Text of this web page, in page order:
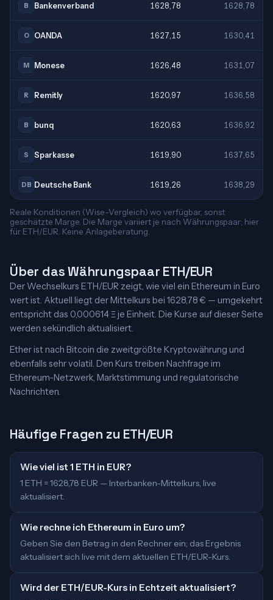
B Bankenverband 1628,78 1628,78
O OANDA 1627,15 1630,41
M Monese 1626,48 1631,07
R Remitly 1620,97 1636,58
B bunq 1620,63 1636,92
S Sparkasse 1619,90 1637,65
DB Deutsche Bank 1619,26 1638,29
Reale Konditionen (Wise-Vergleich) wo verfügbar, sonst
geschätzte Marge. Die Marge variiert je nach Währungspaar; hier
für ETH/EUR. Keine Anlageberatung.
Über das Währungspaar ETH/EUR
Der Wechselkurs ETH/EUR zeigt, wie viel ein Ethereum in Euro
wert ist. Aktuell liegt der Mittelkurs bei 1628,78 € — umgekehrt
entspricht das 0,000614 Ξ je Einheit. Die Kurse auf dieser Seite
werden sekündlich aktualisiert.
Ether ist nach Bitcoin die zweitgrößte Kryptowährung und
ebenfalls sehr volatil. Den Kurs treiben Nachfrage im
Ethereum-Netzwerk, Marktstimmung und regulatorische
Nachrichten.
Häufige Fragen zu ETH/EUR
Wie viel ist 1 ETH in EUR?
1 ETH = 1628,78 EUR — Interbanken-Mittelkurs, live
aktualisiert.
Wie rechne ich Ethereum in Euro um?
Geben Sie den Betrag in den Rechner ein; das Ergebnis
aktualisiert sich live mit dem aktuellen ETH/EUR-Kurs.
Wird der ETH/EUR-Kurs in Echtzeit aktualisiert?